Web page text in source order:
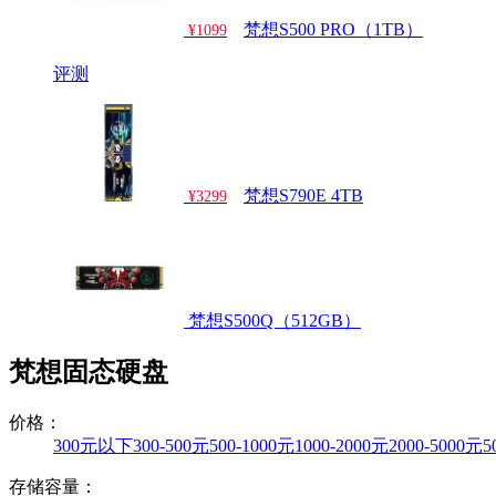
¥1099 梵想S500 PRO（1TB）
评测
¥3299 梵想S790E 4TB
梵想S500Q（512GB）
梵想固态硬盘
价格：
300元以下300-500元500-1000元1000-2000元2000-5000元
存储容量：